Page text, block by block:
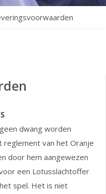
dwang worden
reglement van het Oranje
door hem aangewezen
een Lotusslachtoffer
spel. Het is niet